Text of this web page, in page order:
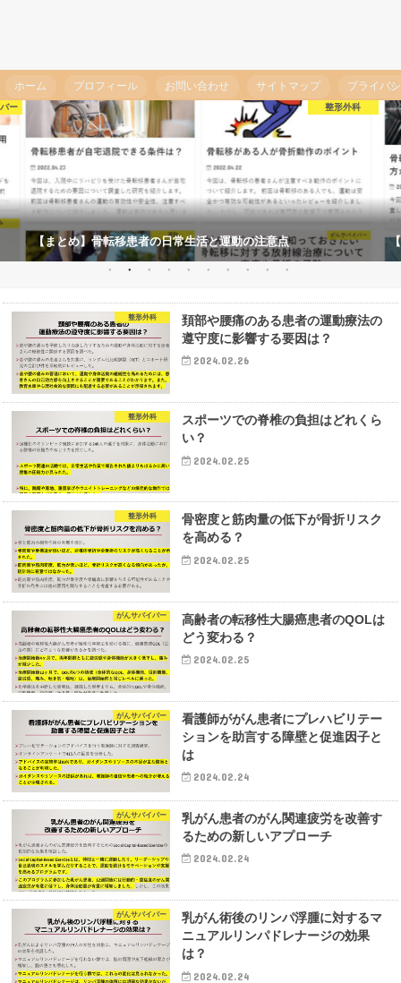
ホーム プロフィール お問い合わせ サイトマップ プライバ
ー 整形外科
【まとめ】骨転移患者の日常生活と運動の注意点
整形外科
頚部や腰痛のある患者の運動療法の
遵守度に影響する要因は？
2024.02.26
整形外科
スポーツでの脊椎の負担はどれくら
い？
2024.02.25
整形外科
骨密度と筋肉量の低下が骨折リスク
を高める？
2024.02.25
がんサバイバー
高齢者の転移性大腸癌患者のQOLは
どう変わる？
2024.02.25
がんサバイバー
看護師ががん患者にプレハビリテー
ションを助言する障壁と促進因子と
は
2024.02.24
がんサバイバー
乳がん患者のがん関連疲労を改善す
るための新しいアプローチ
2024.02.24
がんサバイバー
乳がん術後のリンパ浮腫に対するマ
ニュアルリンパドレナージの効果
は？
2024.02.24